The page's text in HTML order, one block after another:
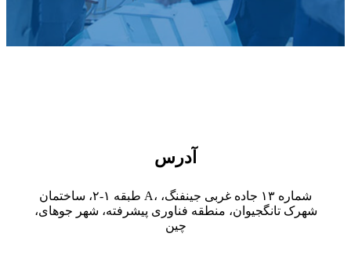
آدرس
طبقه ۱-۲، ساختمان A، شماره ۱۳ جاده غربی جینفنگ،
شهرک تانگجیوان، منطقه فناوری پیشرفته، شهر جوهای،
چین